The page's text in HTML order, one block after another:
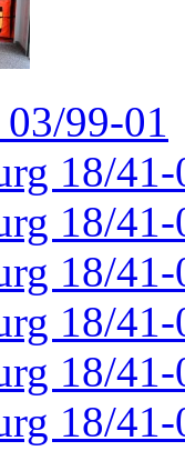
99-01
18/41-
18/41-
18/41-
18/41-
18/41-
18/41-